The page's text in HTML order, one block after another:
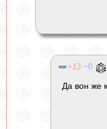
13 0
Да вон же